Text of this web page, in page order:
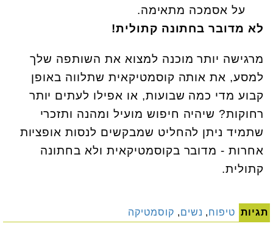
על אסמכה מתאימה.
לא מדובר בחתונה קתולית!
מרגישה יותר מוכנה למצוא את השותפה שלך
למסע, את אותה קוסמטיקאית שתלווה באופן
קבוע מדי כמה שבועות, או אפילו לעתים יותר
רחוקות? שיהיה חיפוש מועיל ומהנה ותזכרי
שתמיד ניתן להחליט שמבקשים לנסות אופציות
אחרות - מדובר בקוסמטיקאית ולא בחתונה
קתולית.
תגיות טיפוח, נשים, קוסמטיקה